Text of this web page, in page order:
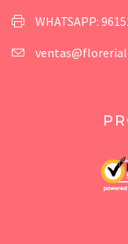
WHATSAPP: